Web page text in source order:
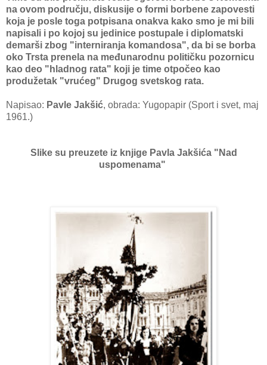
na ovom području, diskusije o formi borbene zapovesti
koja je posle toga potpisana onakva kako smo je mi bili
napisali i po kojoj su jedinice postupale i diplomatski
demarši zbog "interniranja komandosa", da bi se borba
oko Trsta prenela na međunarodnu političku pozornicu
kao deo "hladnog rata" koji je time otpočeo kao
produžetak "vrućeg" Drugog svetskog rata.
Napisao: Pavle Jakšić, obrada: Yugopapir (Sport i svet, maj
1961.)
Slike su preuzete iz knjige Pavla Jakšića "Nad
uspomenama"